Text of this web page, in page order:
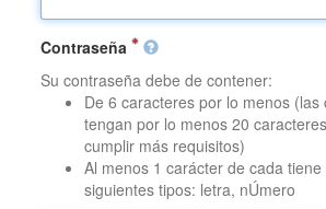
Contraseña
Su contraseña debe de contener:
De 6 caracteres por lo menos (las
tengan por lo menos 20
cumplir más requisitos)
Al menos 1 carácter de cada
siguientes tipos: letra, nÚmero